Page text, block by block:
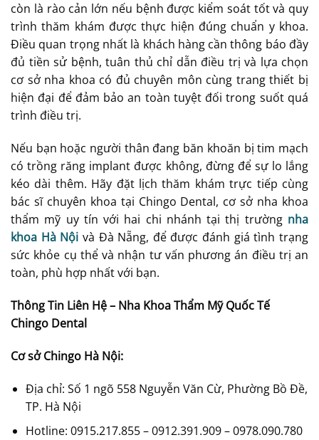
còn là rào cản lớn nếu bệnh được kiểm soát tốt và quy
trình thăm khám được thực hiện đúng chuẩn y khoa.
Điều quan trọng nhất là khách hàng cần thông báo đầy
đủ tiền sử bệnh, tuân thủ chỉ dẫn điều trị và lựa chọn
cơ sở nha khoa có đủ chuyên môn cùng trang thiết bị
hiện đại để đảm bảo an toàn tuyệt đối trong suốt quá
trình điều trị.
Nếu bạn hoặc người thân đang băn khoăn bị tim mạch
có trồng răng implant được không, đừng để sự lo lắng
kéo dài thêm. Hãy đặt lịch thăm khám trực tiếp cùng
bác sĩ chuyên khoa tại Chingo Dental, cơ sở nha khoa
thẩm mỹ uy tín với hai chi nhánh tại thị trường nha
khoa Hà Nội và Đà Nẵng, để được đánh giá tình trạng
sức khỏe cụ thể và nhận tư vấn phương án điều trị an
toàn, phù hợp nhất với bạn.
Thông Tin Liên Hệ – Nha Khoa Thẩm Mỹ Quốc Tế
Chingo Dental
Cơ sở Chingo Hà Nội:
Địa chỉ: Số 1 ngõ 558 Nguyễn Văn Cừ, Phường Bồ Đề,
TP. Hà Nội
Hotline: 0915.217.855 – 0912.391.909 – 0978.090.780